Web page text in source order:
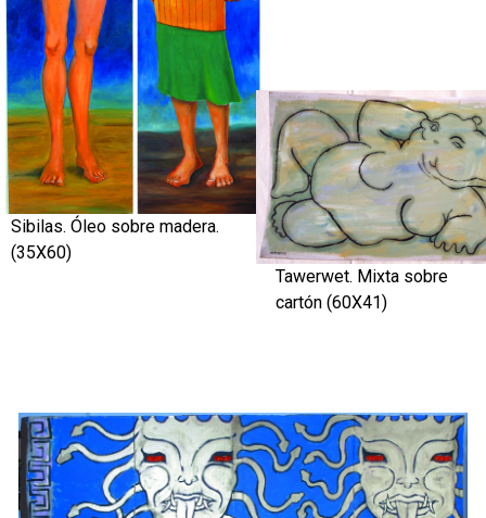
Sibilas. Óleo sobre madera.
(35X60)
Tawerwet. Mixta sobre
cartón (60X41)